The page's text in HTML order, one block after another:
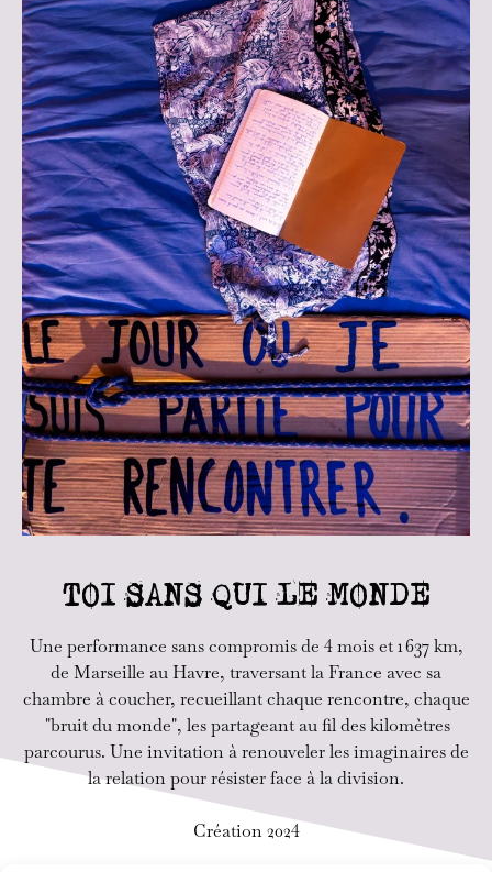
TOI SANS QUI LE MONDE
Une performance sans compromis de 4 mois et 1 637 km,
de Marseille au Havre, traversant la France avec sa
chambre à coucher, recueillant chaque rencontre, chaque
"bruit du monde", les partageant au fil des kilomètres
parcourus. Une invitation à renouveler les imaginaires de
la relation pour résister face à la division.
Création 2024